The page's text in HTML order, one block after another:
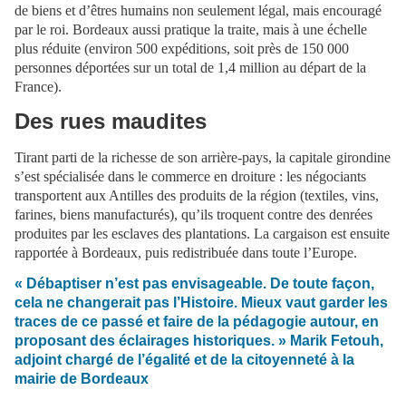
de biens et d’êtres humains non seulement légal, mais encouragé
par le roi. Bordeaux aussi pratique la traite, mais à une échelle
plus réduite (environ 500 expéditions, soit près de 150 000
personnes déportées sur un total de 1,4 million au départ de la
France).
Des rues maudites
Tirant parti de la richesse de son arrière-pays, la capitale girondine
s’est spécialisée dans le commerce en droiture : les négociants
transportent aux Antilles des produits de la région (textiles, vins,
farines, biens manufacturés), qu’ils troquent contre des denrées
produites par les esclaves des plantations. La cargaison est ensuite
rapportée à Bordeaux, puis redistribuée dans toute l’Europe.
« Débaptiser n’est pas envisageable. De toute façon,
cela ne changerait pas l’Histoire. Mieux vaut garder les
traces de ce passé et faire de la pédagogie autour, en
proposant des éclairages historiques. » Marik Fetouh,
adjoint chargé de l’égalité et de la citoyenneté à la
mairie de Bordeaux